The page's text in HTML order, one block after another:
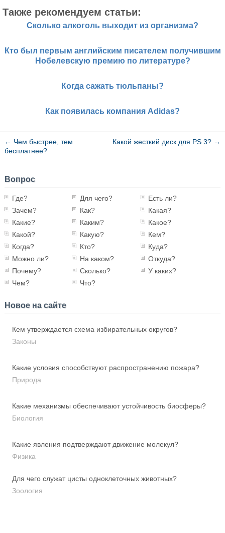
Также рекомендуем статьи:
Сколько алкоголь выходит из организма?
Кто был первым английским писателем получившим
Нобелевскую премию по литературе?
Когда сажать тюльпаны?
Как появилась компания Adidas?
← Чем быстрее, тем
бесплатнее?
Какой жесткий диск для PS 3? →
Вопрос
Где? Для чего?
Есть ли?
Зачем?
Как?
Какая?
Какие?
Каким?
Какое?
Какой?
Какую?
Кем?
Когда?
Кто?
Куда?
Можно ли?
На каком?
Откуда?
Почему?
Сколько?
У каких?
Чем?
Что?
Новое на сайте
Кем утверждается схема избирательных округов?
Законы
Какие условия способствуют распространению пожара?
Природа
Какие механизмы обеспечивают устойчивость биосферы?
Биология
Какие явления подтверждают движение молекул?
Физика
Для чего служат цисты одноклеточных животных?
Зоология